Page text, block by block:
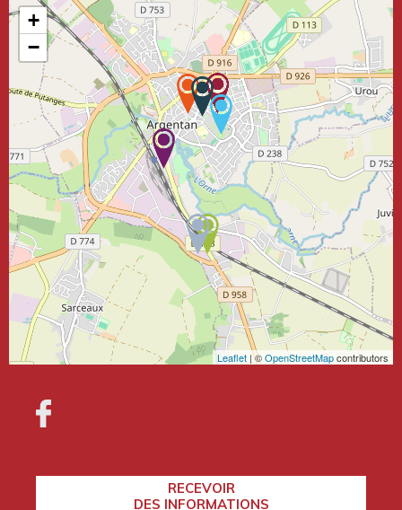
+
−
Leaflet | ©OpenStreetMapcontributors
RECEVOIR
DES INFORMATIONS